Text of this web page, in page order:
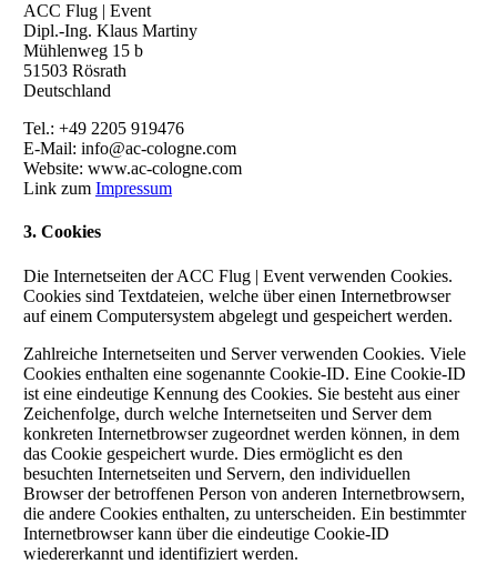
ACC Flug | Event
Dipl.-Ing. Klaus Martiny
Mühlenweg 15 b
51503 Rösrath
Deutschland
Tel.: +49 2205 919476
E-Mail: info@ac-cologne.com
Website: www.ac-cologne.com
Link zum Impressum
3. Cookies
Die Internetseiten der ACC Flug | Event verwenden Cookies.
Cookies sind Textdateien, welche über einen Internetbrowser
auf einem Computersystem abgelegt und gespeichert werden.
Zahlreiche Internetseiten und Server verwenden Cookies. Viele
Cookies enthalten eine sogenannte Cookie-ID. Eine Cookie-ID
ist eine eindeutige Kennung des Cookies. Sie besteht aus einer
Zeichenfolge, durch welche Internetseiten und Server dem
konkreten Internetbrowser zugeordnet werden können, in dem
das Cookie gespeichert wurde. Dies ermöglicht es den
besuchten Internetseiten und Servern, den individuellen
Browser der betroffenen Person von anderen Internetbrowsern,
die andere Cookies enthalten, zu unterscheiden. Ein bestimmter
Internetbrowser kann über die eindeutige Cookie-ID
wiedererkannt und identifiziert werden.